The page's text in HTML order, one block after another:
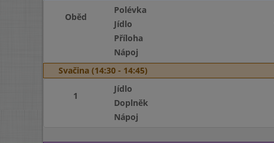
Oběd
Polévka
Jídlo
Příloha
Nápoj
Svačina (14:30 - 14:45)
1
Jídlo
Doplněk
Nápoj